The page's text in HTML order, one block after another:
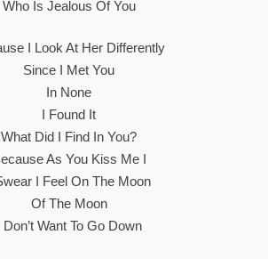
Who Is Jealous Of You
I Look At Her Differently
Since I Met You
In None
I Found It
What Did I Find In You?
As You Kiss Me I
I Feel On The Moon
Of The Moon
Don’t Want To Go Down